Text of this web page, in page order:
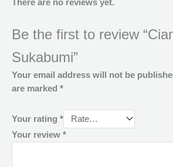
There are no reviews yet.
Be the first to review
Sukabumi”
Your email address will not be
are marked *
Your rating *
Your review *